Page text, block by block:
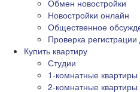
Обмен новостройки
Новостройки онлайн
Общественное
Проверка
Купить квартиру
Студии
1-комнатные квартиры
2-комнатные квартиры